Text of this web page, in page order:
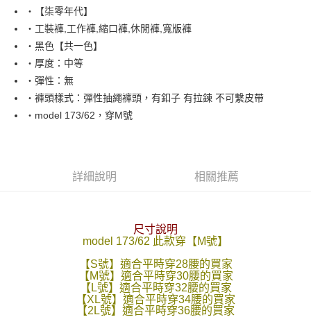
Apple Pay
街口支付
悠遊付
Google Pay
AFTEE先享後付
１．簡單：不需註冊會員、不需綁卡、不需儲值。
【「AFTEE先享後付」結帳流程】
１．於結帳方式選擇「AFTEE先享後付」後，將跳轉至「AFTEE先享後付」
２．訂單成立數日內，您將收到繳費通知簡訊。
３．收到繳費通知簡訊後14天內，點擊此簡訊中的連結，可透過四大超商／
ATM／網路銀行／等多元方式進行付款，方視為交易完成。
※ 請注意：結帳手續完成當下不需立刻繳費，但若您需要取消訂單，請聯絡
購買商品的店家。未經商家同意取消之訂單仍視為有效，需透過AFTEE先享
每筆NT$80，滿NT$1,800(含以上)免運費
每筆NT$80，滿NT$1,800(含以上)免運費
每筆NT$80，滿NT$1,800(含以上)免運費
‧【柒零年代】
‧工裝褲,工作褲,縮口褲,休閒褲,寬版褲
‧黑色【共一色】
‧厚度：中等
‧彈性：無
‧褲頭樣式：彈性抽繩褲頭，有釦子 有拉鍊 不可繫皮帶
‧model 173/62，穿M號
詳細說明 相關推薦
尺寸說明
model 173/62 此款穿【M號】
【S號】適合平時穿28腰的買家
【M號】適合平時穿30腰的買家
【L號】適合平時穿32腰的買家
【XL號】適合平時穿34腰的買家
【2L號】適合平時穿36腰的買家